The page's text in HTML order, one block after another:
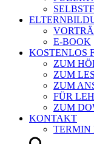
E-BOOK
KOSTENLOS
ZUM
ZUM
ZUM
FÜR
ZUM
KONTAKT
TERMIN